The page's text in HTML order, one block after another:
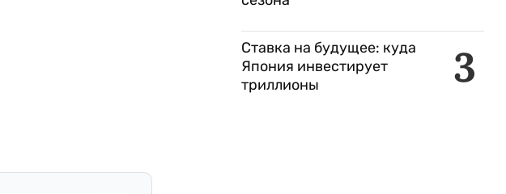
3
Ставка на будущее: куда
Япония инвестирует
триллионы